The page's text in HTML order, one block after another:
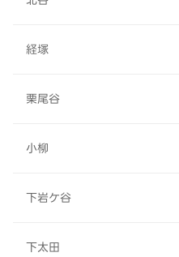
経塚
栗尾谷
小柳
下岩ケ谷
下太田